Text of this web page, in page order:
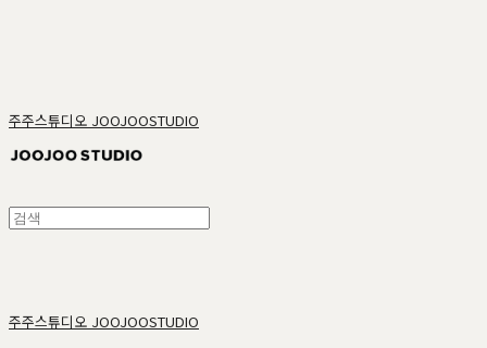
주주스튜디오 JOOJOOSTUDIO
주주스튜디오 JOOJOOSTUDIO